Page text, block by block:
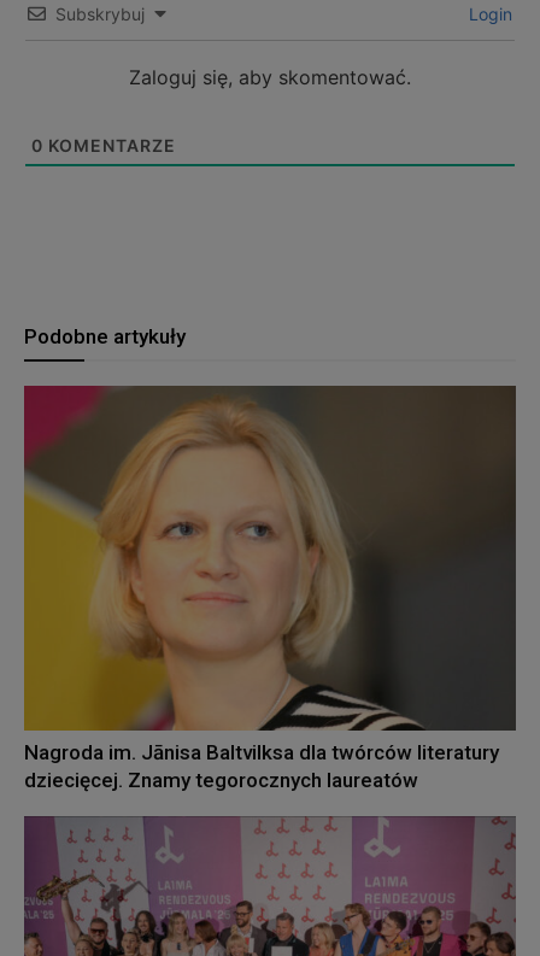
Subskrybuj Login
Zaloguj się, aby skomentować.
0 KOMENTARZE
Podobne artykuły
Nagroda im. Jānisa Baltvilksa dla twórców literatury
dziecięcej. Znamy tegorocznych laureatów